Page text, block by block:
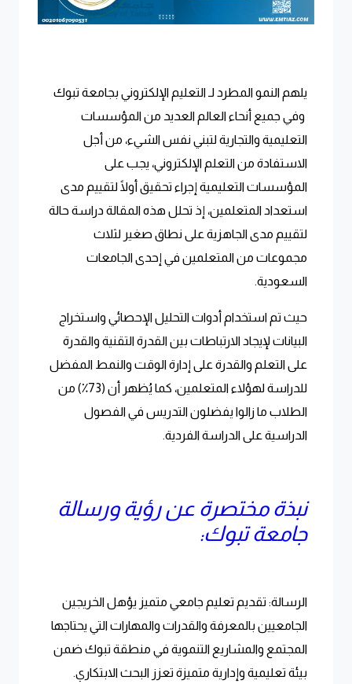
يلهم النمو المطرد لـ التعليم الإلكتروني بجامعة تبوك
وفي جميع أنحاء العالم العديد من المؤسسات
التعليمية والتجارية لتبني نفس الشيء، من أجل
الاستفادة من التعلم الإلكتروني، يجب على
المؤسسات التعليمية إجراء تحقيق أولًا لتقييم مدى
استعداد المتعلمين، إذ تحلل هذه المقالة دراسة حالة
لتقييم مدى الجاهزية على نطاق صغير لثلاث
مجموعات من المتعلمين في إحدى الجامعات
السعودية.
حيث تم استخدام أدوات التحليل الإحصائي واستخراج
البيانات لإيجاد الارتباطات بين القدرة التقنية والقدرة
على التعلم والقدرة على إدارة الوقت والنمط المفضل
للدراسة لهؤلاء المتعلمين، كما يُظهر أن (73٪) من
الطلاب ما زالوا يفضلون التدريس في الفصول
الدراسية على الدراسة الفردية.
نبذة مختصرة عن رؤية ورسالة
جامعة تبوك:
الرسالة: تقديم تعليم جامعي متميز يؤهل الخريجين
الجامعيين بالمعرفة والقدرات والمهارات التي يحتاجها
المجتمع والمشاريع التنموية في منطقة تبوك ضمن
بيئة تعليمية وإدارية متميزة تعزز البحث الابتكاري.